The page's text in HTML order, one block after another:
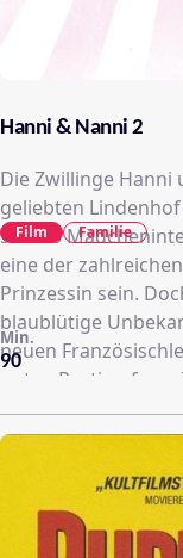
Hanni & Nanni 2
Die Zwillinge Hanni und Nanni kehren auf ihren
geliebten
sie das
eine der
Prinzessin sein.
blaublütige
neuen
guten Portion
gewisse Etwas in
Mädchen Hanni
können. Doch
anbahnt, ist sie
zwischen Nannis
Tages Nannis
90
Min.
Film Familie